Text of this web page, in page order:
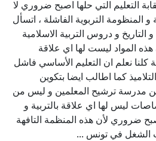
التعليم التي حلها اصبح ضروري لا
و المنظومة التربوية الفاشلة ، اتسأل
التاريخ و دروس التربية الاسلامية
المواد ليست لها اي علاقة
نعلم ان التعليم الأساسي فاشل
كما اطالب ايضا بتكوين
مدرسة ترشيح المعلمين و ليس من
ليس لها اي علاقة بالتربية و
ضروري لأن هذه المنظمة التافهة
الشغل في تونس ...